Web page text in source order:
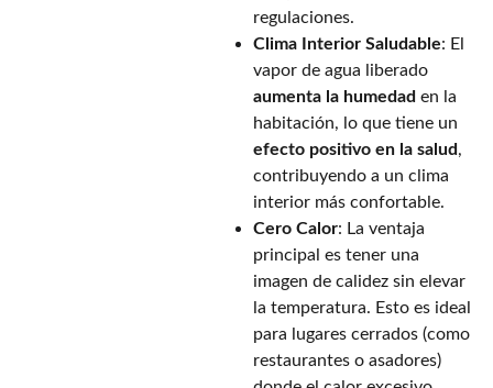
regulaciones.
Clima Interior Saludable: El
vapor de agua liberado
aumenta la humedad en la
habitación, lo que tiene un
efecto positivo en la salud,
contribuyendo a un clima
interior más confortable.
Cero Calor: La ventaja
principal es tener una
imagen de calidez sin elevar
la temperatura. Esto es ideal
para lugares cerrados (como
restaurantes o asadores)